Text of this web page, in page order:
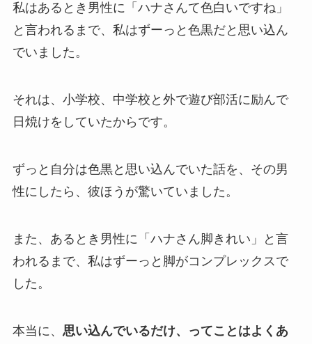
私はあるとき男性に「ハナさんて色白いですね」
と言われるまで、私はずーっと色黒だと思い込ん
でいました。
それは、小学校、中学校と外で遊び部活に励んで
日焼けをしていたからです。
ずっと自分は色黒と思い込んでいた話を、その男
性にしたら、彼ほうが驚いていました。
また、あるとき男性に「ハナさん脚きれい」と言
われるまで、私はずーっと脚がコンプレックスで
した。
本当に、 思い込んでいるだけ、ってことはよくあ